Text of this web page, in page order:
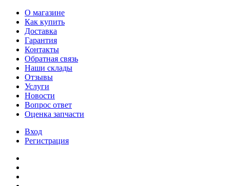
О магазине
Как купить
Доставка
Гарантия
Контакты
Обратная связь
Наши склады
Отзывы
Услуги
Новости
Вопрос ответ
Оценка запчасти
Вход
Регистрация